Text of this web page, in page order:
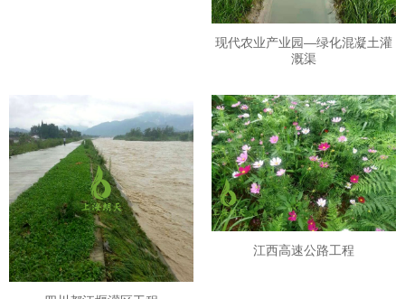
现代农业产业园—绿化混凝土灌
溉渠
江西高速公路工程